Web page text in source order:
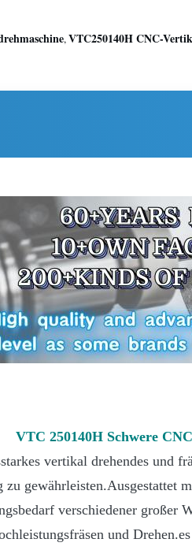
,VTC250140H CNC-
VTC 250140H Schwere
vertikal drehendes und
gewährleisten.Ausgestattet
verschiedener
und